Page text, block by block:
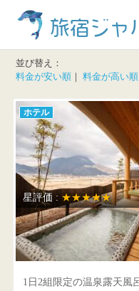
旅宿ジャ
並び替え：
料金が安い順
｜料金が高い順
ホテル
星評価 : ★★★★★
Luxury villa
大分県 由布市湯布院町川
1日2組限定の温泉露天